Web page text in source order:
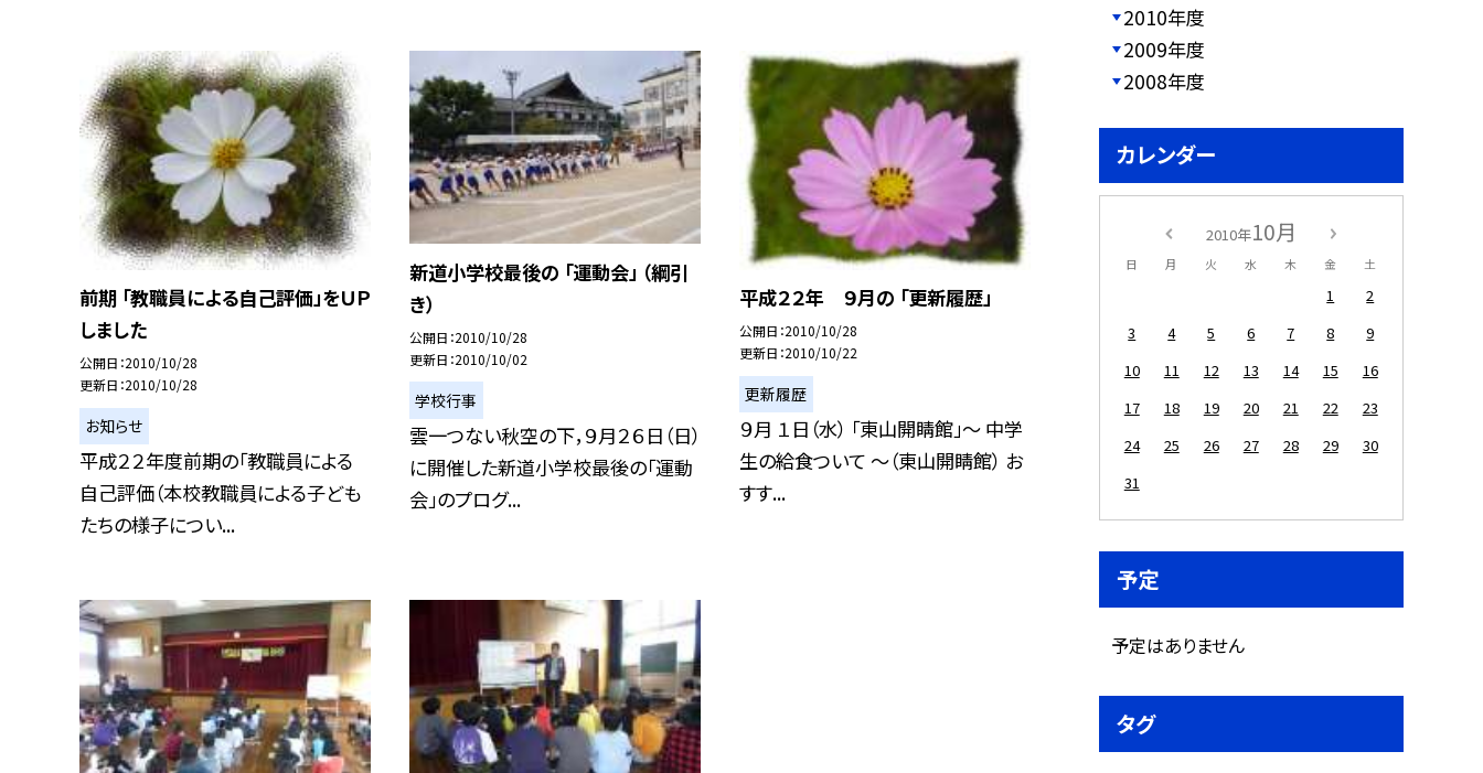
前期 「教職員による自己評価」をＵＰ
しました
公開日 2010/10/28
更新日 2010/10/28
お知らせ
平成２２年度前期の「教職員による
自己評価（本校教職員による子ども
たちの様子につい...
新道小学校最後の 「運動会」 （綱引
き）
公開日 2010/10/28
更新日 2010/10/02
学校行事
雲一つない秋空の下，９月２６日（日）
に開催した新道小学校最後の「運動
会」のプログ...
平成２２年 ９月の 「更新履歴」
公開日 2010/10/28
更新日 2010/10/22
更新履歴
９月 １日（水） 「東山開睛館」〜 中学
生の給食ついて 〜（東山開睛館） お
すす...
2010年度
2009年度
2008年度
カレンダー
2010年10月
日 月 火 水 木 金 土
1
2
3
4 5 6 7 8
9
10
11 12 13 14 15
16
17
18 19 20 21 22
23
24
25 26 27 28 29
30
31
予定
予定はありません
タグ